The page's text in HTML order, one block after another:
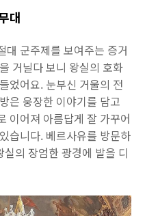
대
대 군주제를 보여주는 증거
거닐다 보니 왕실의 호화
었어요. 눈부신 거울의 전
은 웅장한 이야기를 담고
이어져 아름답게 잘 가꾸어
습니다. 베르사유를 방문하
의 장엄한 광경에 발을 디